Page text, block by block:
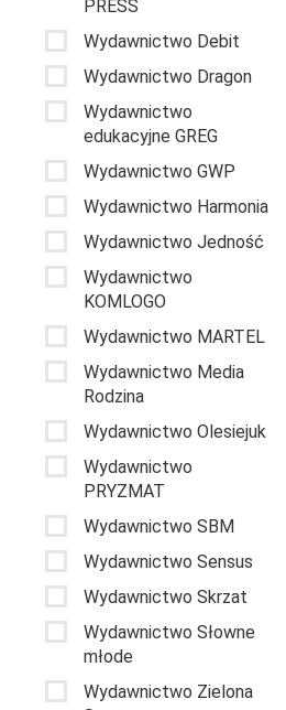
PRESS
Wydawnictwo Debit
Wydawnictwo Dragon
Wydawnictwo
edukacyjne GREG
Wydawnictwo GWP
Wydawnictwo Harmonia
Wydawnictwo Jedność
Wydawnictwo
KOMLOGO
Wydawnictwo MARTEL
Wydawnictwo Media
Rodzina
Wydawnictwo Olesiejuk
Wydawnictwo
PRYZMAT
Wydawnictwo SBM
Wydawnictwo Sensus
Wydawnictwo Skrzat
Wydawnictwo Słowne
młode
Wydawnictwo Zielona